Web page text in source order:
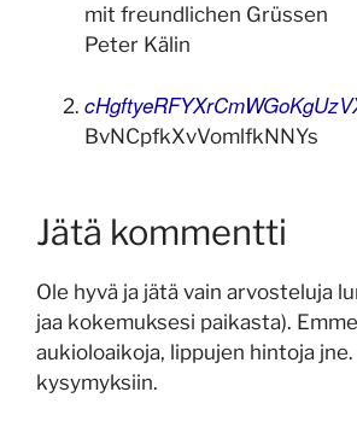
mit freundlichen Grüssen
Peter Kälin
BvNCpfkXvVomlfkNNYs
Jätä kommentti
Ole hyvä ja jätä vain arvosteluja
jaa kokemuksesi paikasta).
aukioloaikoja, lippujen hintoja
kysymyksiin.